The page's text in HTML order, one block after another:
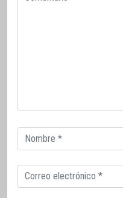
Correo
electrónico
Correo
electrónico